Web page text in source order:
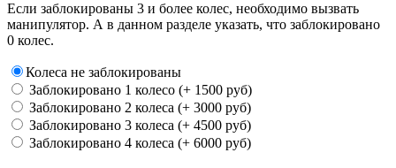
Если заблокированы 3 и более колес, необходимо вызвать
манипулятор. А в данном разделе указать, что заблокировано
0 колес.
Колеса не заблокированы
Заблокировано 1 колесо (+ 1500 руб)
Заблокировано 2 колеса (+ 3000 руб)
Заблокировано 3 колеса (+ 4500 руб)
Заблокировано 4 колеса (+ 6000 руб)